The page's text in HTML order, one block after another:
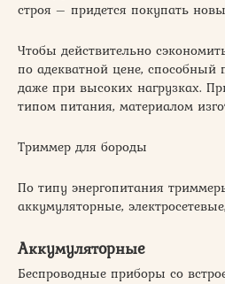
строя – придется покупать
Чтобы действительно
по адекватной цене, способный
даже при высоких нагрузках.
типом питания, материалом
Триммер для бороды
По типу энергопитания
аккумуляторные,
Аккумуляторные
Беспроводные приборы со